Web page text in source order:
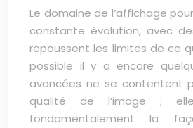
Le domaine de l’affichage
constante évolution, avec
repoussent les limites de ce
possible il y a encore
avancées ne se contentent
qualité de l’image ;
fondamentalement la